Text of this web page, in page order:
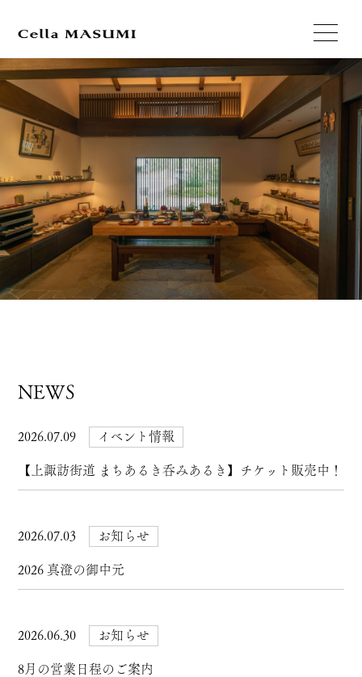
NEWS
2026.07.09 イベント情報
【上諏訪街道 まちあるき呑みあるき】チケット販売中！
2026.07.03 お知らせ
2026 真澄の御中元
2026.06.30 お知らせ
8月の営業日程のご案内